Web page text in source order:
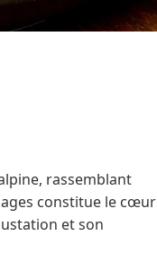
rassemblant
constitue le cœur
et son